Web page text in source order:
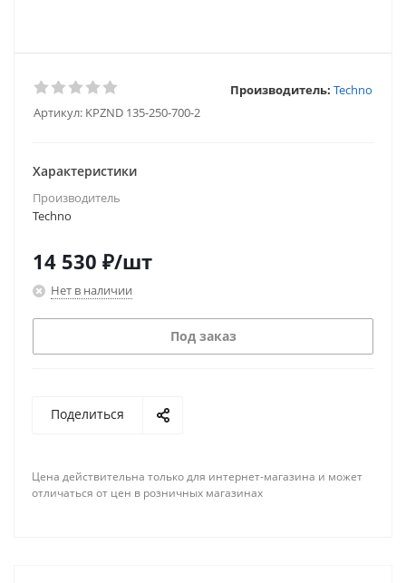
Артикул: KPZND 135-250-700-2
Производитель: Techno
Характеристики
Производитель
Techno
14 530 ₽/шт
Нет в наличии
Под заказ
Поделиться
Цена действительна только для интернет-магазина и может
отличаться от цен в розничных магазинах